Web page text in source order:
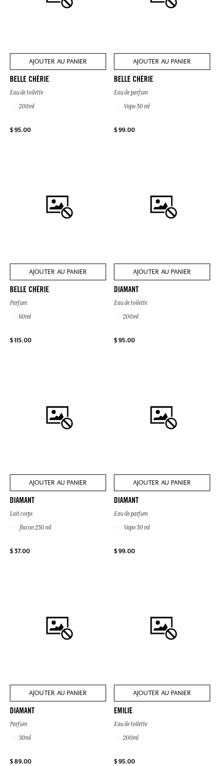
AJOUTER AU PANIER
BELLE CHÉRIE
Eau de toilette
200ml
$ 95.00
AJOUTER AU PANIER
BELLE CHÉRIE
Eau de parfum
Vapo 50 ml
$ 99.00
AJOUTER AU PANIER
BELLE CHÉRIE
Parfum
60ml
$ 115.00
AJOUTER AU PANIER
DIAMANT
Eau de toilette
200ml
$ 95.00
AJOUTER AU PANIER
DIAMANT
Lait corps
flacon 250 ml
$ 37.00
AJOUTER AU PANIER
DIAMANT
Eau de parfum
Vapo 50 ml
$ 99.00
AJOUTER AU PANIER
DIAMANT
Parfum
30ml
$ 89.00
AJOUTER AU PANIER
EMILIE
Eau de toilette
200ml
$ 95.00